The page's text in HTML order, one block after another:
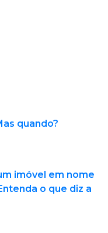
quando?
imóvel em nome
o que diz a